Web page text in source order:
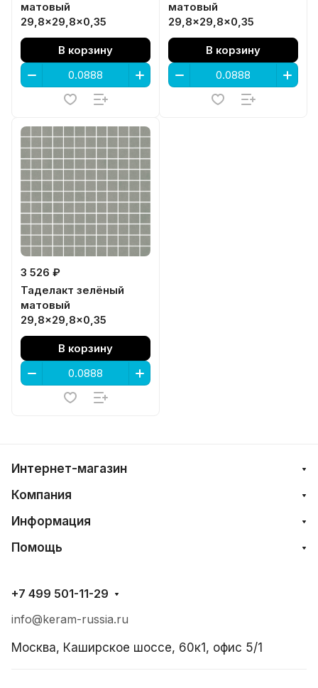
матовый
29,8x29,8x0,35
В корзину
матовый
29,8x29,8x0,35
В корзину
3 526 ₽
Таделакт зелёный
матовый
29,8x29,8x0,35
В корзину
Интернет-магазин
Компания
Информация
Помощь
+7 499 501-11-29
info@keram-russia.ru
Москва, Каширское шоссе, 60к1, офис 5/1